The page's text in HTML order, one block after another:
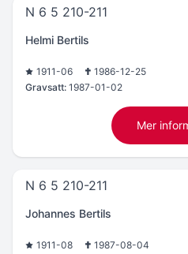
N 6 5 210-211
Helmi Bertils
1911-06
1986-12-25
Gravsatt: 1987-01-02
Mer
N 6 5 210-211
Johannes Bertils
1911-08
1987-08-04